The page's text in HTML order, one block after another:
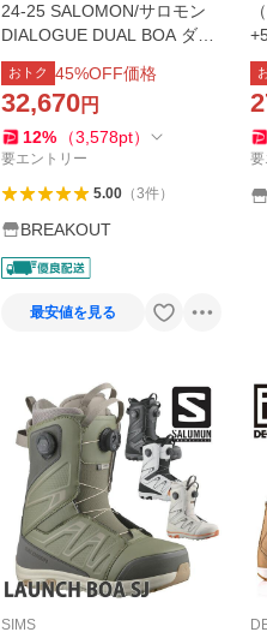
24-25 SALOMON/サロモン
DIALOGUE DUAL BOA ダイ
アログ メンズ レディース 熱
成型対応ブーツ デュアルボ
ア スノーボード 2025
おトク 45%OFF価格
32,670円
12% （3,578pt）
要エントリー
5.00（3件）
BREAKOUT
最安値を見る
要
SIMS